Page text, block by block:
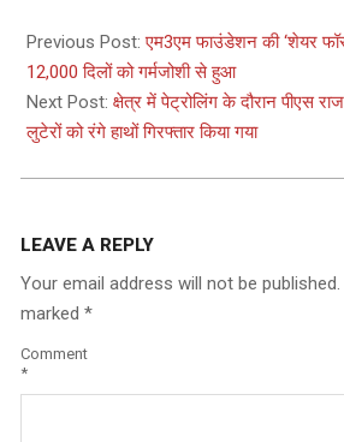
12-
14
Previous Post:एम3एम फाउंडेशन की ‘शेयर
12,000 दिलों को गर्मजोशी से हुआ
Next Post: क्षेत्र में पेट्रोलिंग के दौरान पीएस
लुटेरों को रंगे हाथों गिरफ्तार किया गया
LEAVE A REPLY
Your email address will not be published.
marked *
Comment
*